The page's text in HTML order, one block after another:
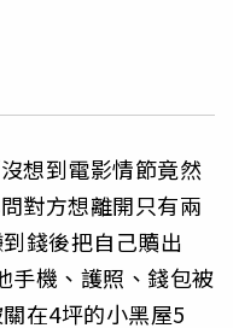
想到電影情節竟然
對方想離開只有兩
錢後把自己贖出
手機、護照、錢包被
在4坪的小黑屋5